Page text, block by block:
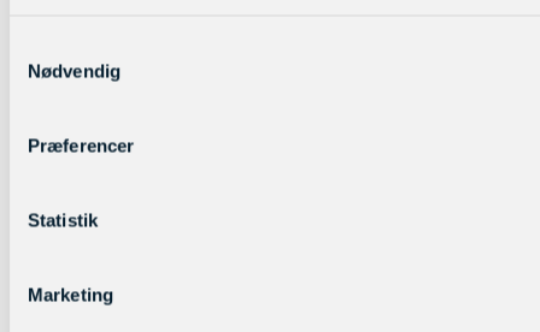
Nødvendig
Præferencer
Statistik
Marketing